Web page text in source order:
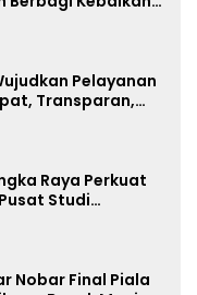
Pelayanan
Transparan,
Raya Perkuat
Studi
Nobar Final Piala